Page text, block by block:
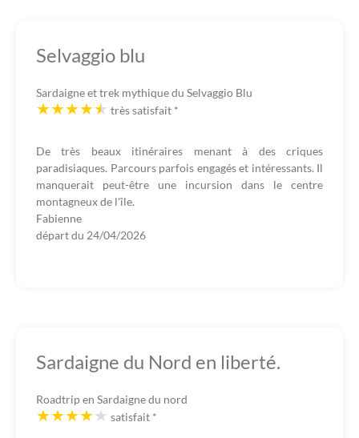
Selvaggio blu
Sardaigne et trek mythique du Selvaggio Blu
très satisfait *
De très beaux itinéraires menant à des criques
paradisiaques. Parcours parfois engagés et intéressants. Il
manquerait peut-être une incursion dans le centre
montagneux de l'île.
Fabienne
départ du 24/04/2026
Sardaigne du Nord en liberté.
Roadtrip en Sardaigne du nord
satisfait *